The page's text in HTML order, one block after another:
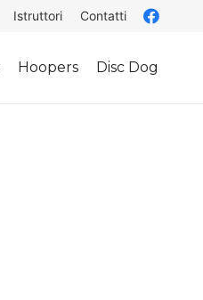
Istruttori Contatti
Hoopers Disc Dog